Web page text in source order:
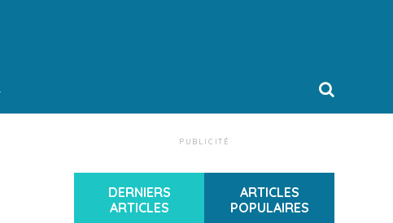
PUBLICITÉ
DERNIERS
ARTICLES
ARTICLES
POPULAIRES